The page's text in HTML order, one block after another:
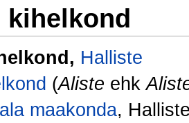
Halliste
(Aliste ehk
maakonda,